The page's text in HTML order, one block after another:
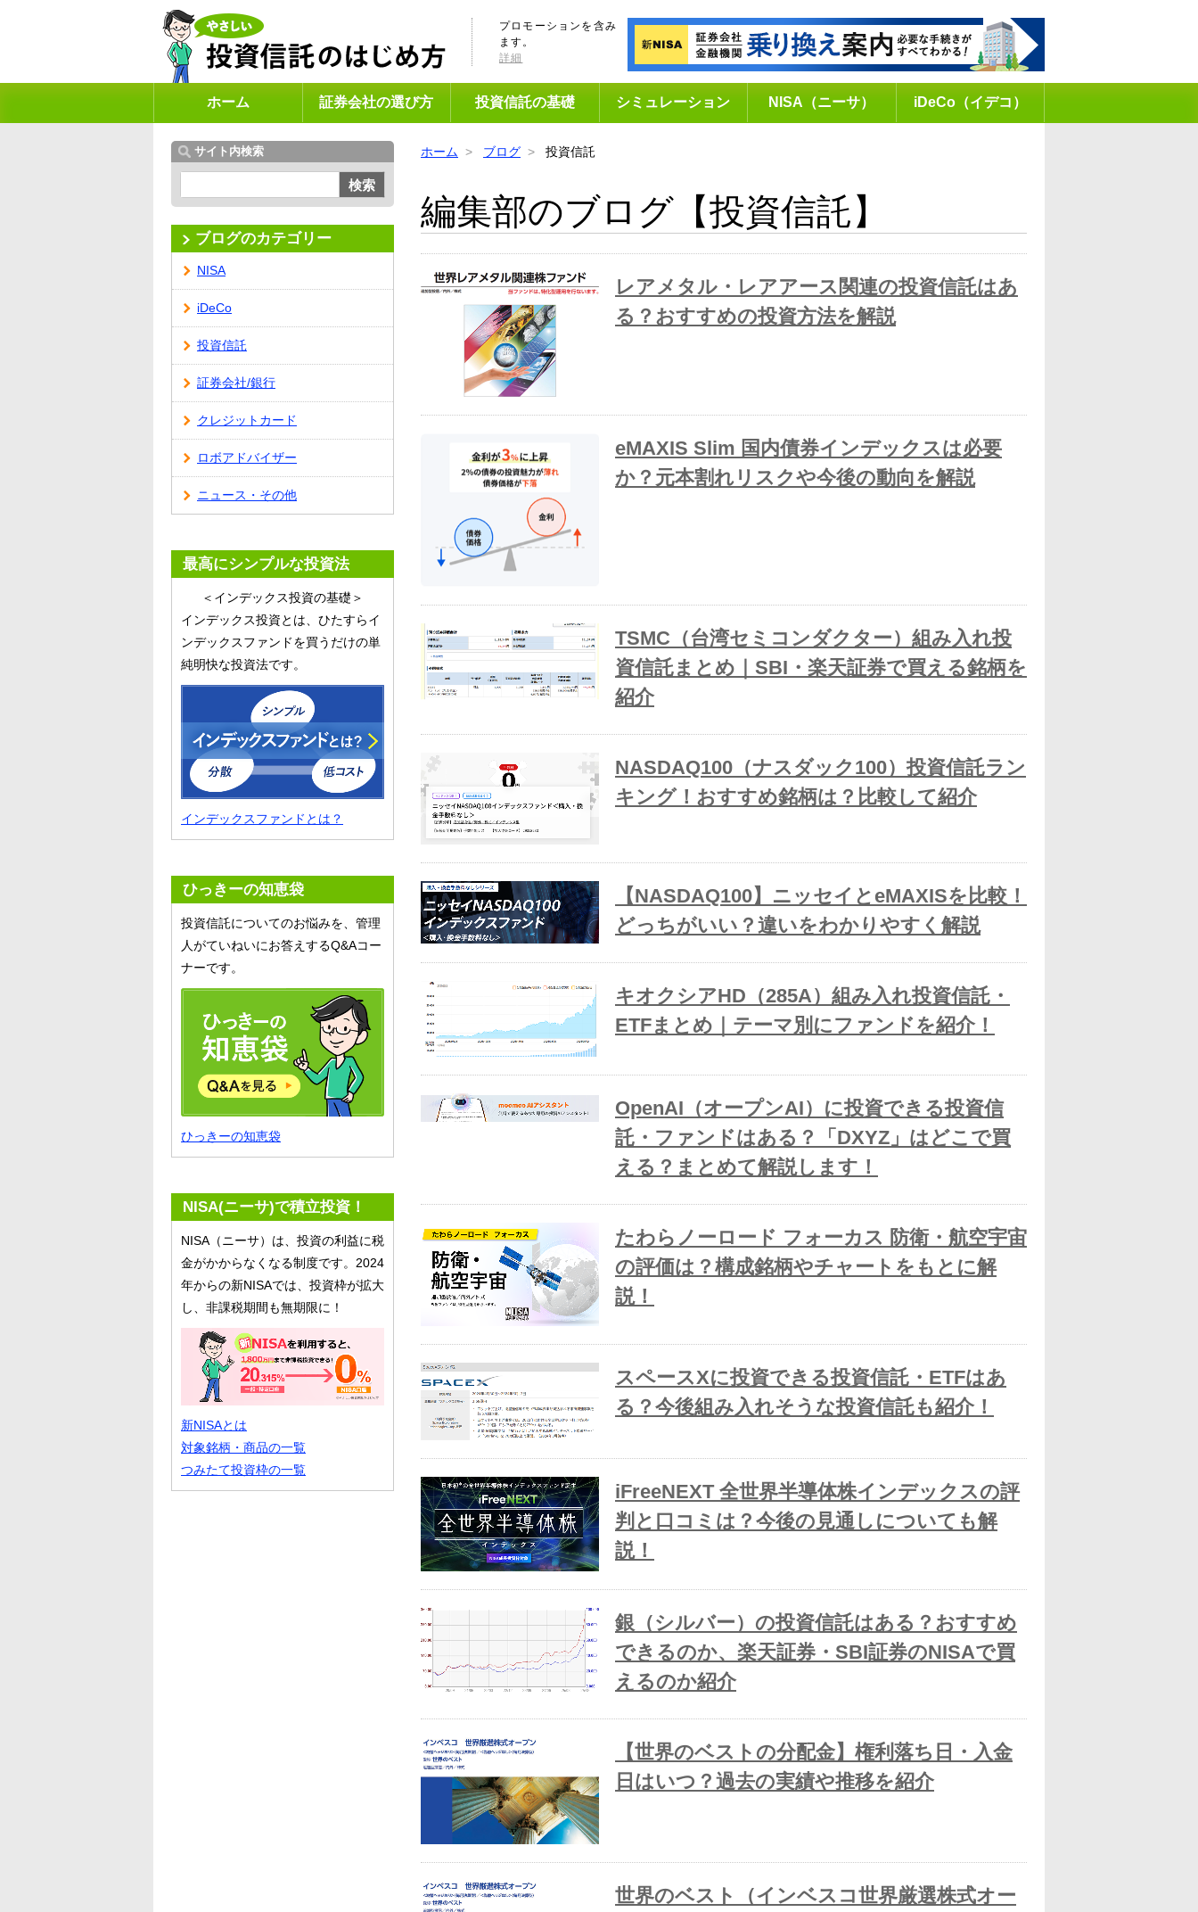
プロモーションを含み
ます。
詳細
ホーム 証券会社の選び方 投資信託の基礎 シミュレーション NISA（ニーサ） iDeCo（イデコ）
ホーム ブログ 投資信託
編集部のブログ 【投資信託】
レアメタル・レアアース関連の投資信託はあ
る？おすすめの投資方法を解説
eMAXIS Slim 国内債券インデックスは必要
か？元本割れリスクや今後の動向を解説
TSMC（台湾セミコンダクター）組み入れ投
資信託まとめ｜SBI・楽天証券で買える銘柄を
紹介
NASDAQ100（ナスダック100）投資信託ラン
キング！おすすめ銘柄は？比較して紹介
【NASDAQ100】ニッセイとeMAXISを比較！
どっちがいい？違いをわかりやすく解説
キオクシアHD（285A）組み入れ投資信託・
ETFまとめ｜テーマ別にファンドを紹介！
OpenAI（オープンAI）に投資できる投資信
託・ファンドはある？「DXYZ」はどこで買
える？まとめて解説します！
たわらノーロード フォーカス 防衛・航空宇宙
の評価は？構成銘柄やチャートをもとに解
説！
スペースXに投資できる投資信託・ETFはあ
る？今後組み入れそうな投資信託も紹介！
iFreeNEXT 全世界半導体株インデックスの評
判と口コミは？今後の見通しについても解
説！
銀（シルバー）の投資信託はある？おすすめ
できるのか、楽天証券・SBI証券のNISAで買
えるのか紹介
【世界のベストの分配金】権利落ち日・入金
日はいつ？過去の実績や推移を紹介
世界のベスト（インベスコ世界厳選株式オー
サイト内検索
検索
ブログのカテゴリー
NISA
iDeCo
投資信託
証券会社/銀行
クレジットカード
ロボアドバイザー
ニュース・その他
最高にシンプルな投資法
＜インデックス投資の基礎＞
インデックス投資とは、ひたすらイ
ンデックスファンドを買うだけの単
純明快な投資法です。
インデックスファンドとは？
ひっきーの知恵袋
投資信託についてのお悩みを、管理
人がていねいにお答えするQ&Aコー
ナーです。
ひっきーの知恵袋
NISA(ニーサ)で積立投資！
NISA（ニーサ）は、投資の利益に税
金がかからなくなる制度です。2024
年からの新NISAでは、投資枠が拡大
し、非課税期間も無期限に！
新NISAとは
対象銘柄・商品の一覧
つみたて投資枠の一覧